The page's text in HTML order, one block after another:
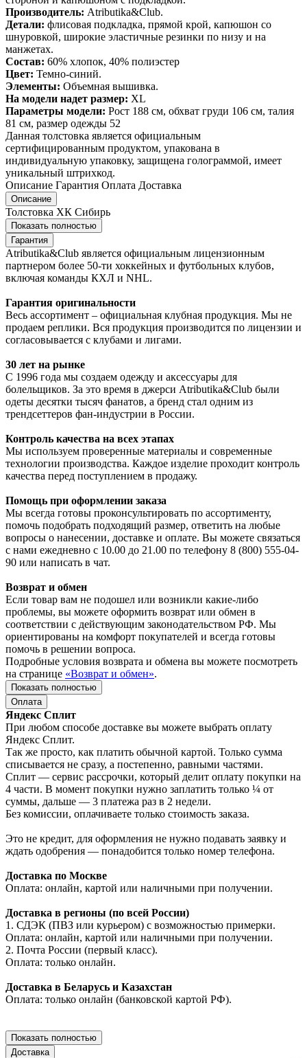
Производитель: Atributika&Club.
Детали: флисовая подкладка, прямой крой, капюшон со
шнуровкой, широкие эластичные резинки по низу и на
манжетах.
Состав: 60% хлопок, 40% полиэстер
Цвет: Темно-синий.
Элементы: Объемная вышивка.
На модели надет размер: XL
Параметры модели: Рост 188 см, обхват груди 106 см, талия
81 см, размер одежды 52
Данная толстовка является официальным
сертифицированным продуктом, упакована в
индивидуальную упаковку, защищена голограммой, имеет
уникальный штрихкод.
Описание Гарантия Оплата Доставка
Описание
Толстовка ХК Сибирь
Показать полностью
Гарантия
Atributika&Club является официальным лицензионным
партнером более 50-ти хоккейных и футбольных клубов,
включая команды КХЛ и NHL.
Гарантия оригинальности
Весь ассортимент – официальная клубная продукция. Мы не
продаем реплики. Вся продукция производится по лицензии и
согласовывается с клубами и лигами.
30 лет на рынке
С 1996 года мы создаем одежду и аксессуары для
болельщиков. За это время в джерси Atributika&Club были
одеты десятки тысяч фанатов, а бренд стал одним из
трендсеттеров фан-индустрии в России.
Контроль качества на всех этапах
Мы используем проверенные материалы и современные
технологии производства. Каждое изделие проходит контроль
качества перед поступлением в продажу.
Помощь при оформлении заказа
Мы всегда готовы проконсультировать по ассортименту,
помочь подобрать подходящий размер, ответить на любые
вопросы о нанесении, доставке и оплате. Вы можете связаться
с нами ежедневно с 10.00 до 21.00 по телефону 8 (800) 555-04-
90 или написать в чат.
Возврат и обмен
Если товар вам не подошел или возникли какие-либо
проблемы, вы можете оформить возврат или обмен в
соответствии с действующим законодательством РФ. Мы
ориентированы на комфорт покупателей и всегда готовы
помочь в решении вопроса.
Подробные условия возврата и обмена вы можете посмотреть
на странице «Возврат и обмен».
Показать полностью
Оплата
Яндекс Сплит
При любом способе доставке вы можете выбрать оплату
Яндекс Сплит.
Так же просто, как платить обычной картой. Только сумма
списывается не сразу, а постепенно, равными частями.
Сплит — сервис рассрочки, который делит оплату покупки на
4 части. В момент покупки нужно заплатить только ¼ от
суммы, дальше — 3 платежа раз в 2 недели.
Без комиссии, оплачиваете только стоимость заказа.
Это не кредит, для оформления не нужно подавать заявку и
ждать одобрения — понадобится только номер телефона.
Доставка по Москве
Оплата: онлайн, картой или наличными при получении.
Доставка в регионы (по всей России)
1. СДЭК (ПВЗ или курьером) с возможностью примерки.
Оплата: онлайн, картой или наличными при получении.
2. Почта России (первый класс).
Оплата: только онлайн.
Доставка в Беларусь и Казахстан
Оплата: только онлайн (банковской картой РФ).
Показать полностью
Доставка